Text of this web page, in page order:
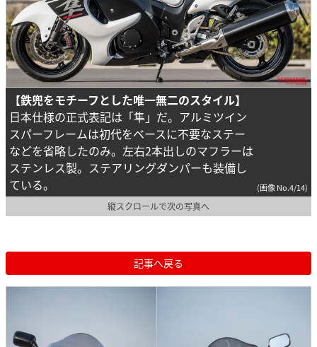
【鉄兜をモチーフとした唯一無二のスタイル】
日本仕様の正式表記は「隼」だ。アルミツイン
スパーフレームは初代をベースに不要なステー
などを省略したのみ。左右2本出しのマフラーは
ステンレス製。ステアリングダンパーも装備し
ている。
(画像 No.4/14)
縦スクロールで次の写真へ
記事へ戻る